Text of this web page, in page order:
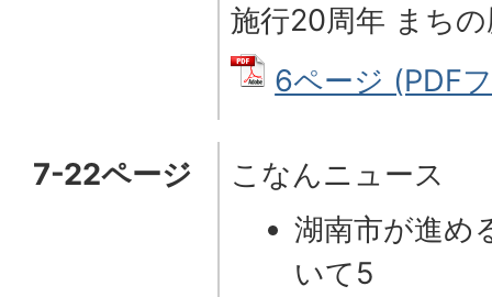
施行20周年 まち
6ページ (PDF
7-22ページ
こなんニュース
湖南市が進め
いて5